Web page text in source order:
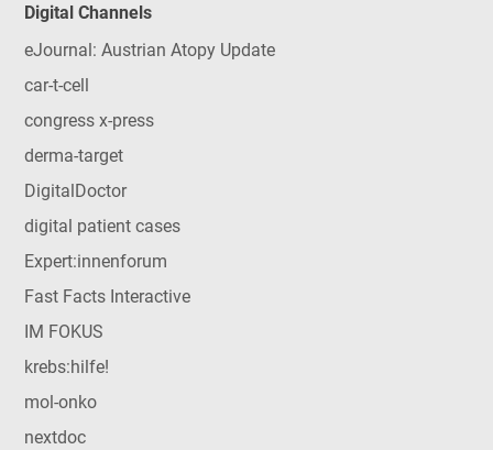
Digital Channels
eJournal: Austrian Atopy Update
car-t-cell
congress x-press
derma-target
DigitalDoctor
digital patient cases
Expert:innenforum
Fast Facts Interactive
IM FOKUS
krebs:hilfe!
mol-onko
nextdoc